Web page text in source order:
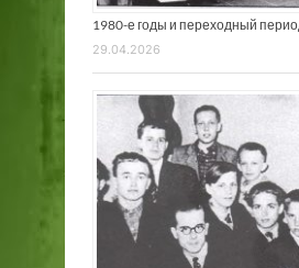
1980-е годы и переходный
29.04.2026